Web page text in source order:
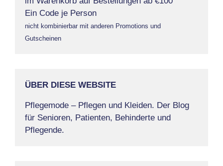
Ein Code je Person
nicht kombinierbar mit anderen Promotions und
Gutscheinen
ÜBER DIESE WEBSITE
Pflegemode – Pflegen und Kleiden. Der Blog
für Senioren, Patienten, Behinderte und
Pflegende.